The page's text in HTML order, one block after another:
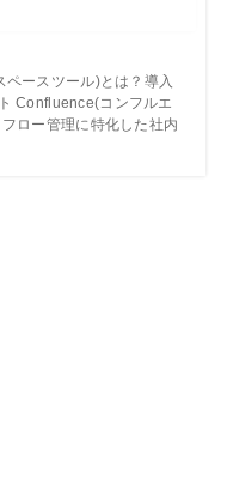
ースツール)とは？導入
Confluence(コンフルエ
ロー管理に特化した社内